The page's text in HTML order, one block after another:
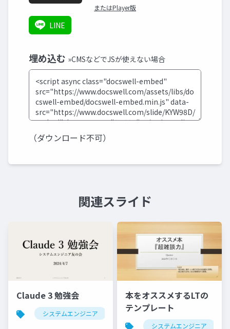
またはPlayer版
LINE
埋め込む »CMSなどでJSが使えない場合
（ダウンロード不可）
関連スライド
Claude 3 勉強会
システムエンジニア 生成ai claude
本をオススメするLTの
テンプレート
システムエンジニア